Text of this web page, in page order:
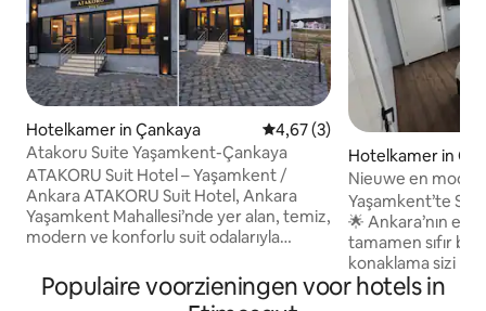
Hotelkamer in Çankaya Gemiddelde beoordeling van
4,67 (3)
Atakoru Suite Yaşamkent-Çankaya
ATAKORU Suit Hotel – Yaşamkent /
Ankara ATAKORU Suit Hotel, Ankara
Yaşamkent Mahallesi’nde yer alan, temiz,
modern ve konforlu suit odalarıyla
konaklama sunar. Günlük ve haftalık
konaklamalara uygun olan odalarımız,
Hotelkamer in
Nieuwe en
personen in
Yaşamkent’te
🌟 Ankara’nın en
tamamen sıfır
konaklama sizi
süreli yerleşim için;
Populaire voorzieningen voor hotels in